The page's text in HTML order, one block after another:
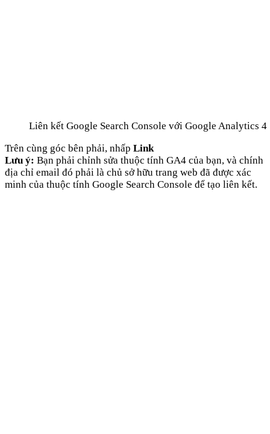
Liên kết Google Search Console với Google Analytics 4
Trên cùng góc bên phải, nhấp Link
Lưu ý: Bạn phải chỉnh sửa thuộc tính GA4 của bạn, và chính
địa chỉ email đó phải là chủ sở hữu trang web đã được xác
minh của thuộc tính Google Search Console để tạo liên kết.